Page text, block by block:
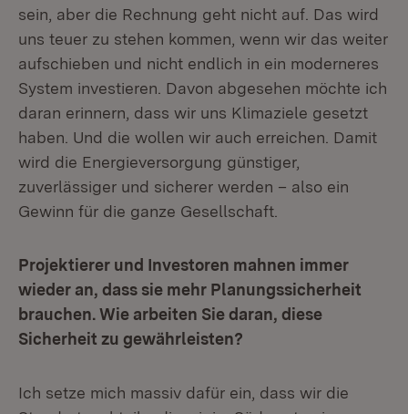
sein, aber die Rechnung geht nicht auf. Das wird
uns teuer zu stehen kommen, wenn wir das weiter
aufschieben und nicht endlich in ein moderneres
System investieren. Davon abgesehen möchte ich
daran erinnern, dass wir uns Klimaziele gesetzt
haben. Und die wollen wir auch erreichen. Damit
wird die Energieversorgung günstiger,
zuverlässiger und sicherer werden – also ein
Gewinn für die ganze Gesellschaft.
Projektierer und Investoren mahnen immer
wieder an, dass sie mehr Planungssicherheit
brauchen. Wie arbeiten Sie daran, diese
Sicherheit zu gewährleisten?
Ich setze mich massiv dafür ein, dass wir die